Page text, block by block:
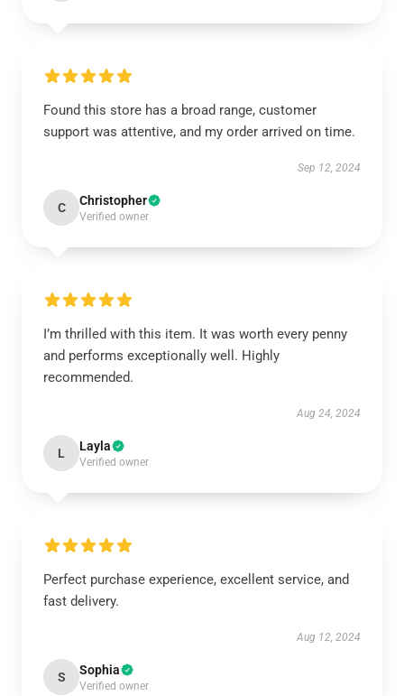
Found this store has a broad range, customer
support was attentive, and my order arrived on time.
Sep 12, 2024
C Christopher
Verified owner
I’m thrilled with this item. It was worth every penny
and performs exceptionally well. Highly
recommended.
Aug 24, 2024
L Layla
Verified owner
Perfect purchase experience, excellent service, and
fast delivery.
Aug 12, 2024
S Sophia
Verified owner